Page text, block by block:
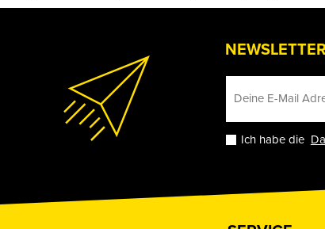
NEWSLETTER
Ich habe die